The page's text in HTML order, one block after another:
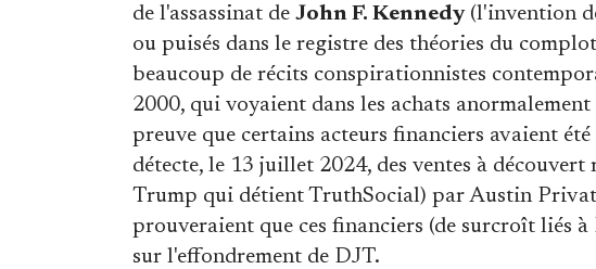
de l'assassinat de John F. Kennedy(l'invention
ou puisés dans le registre des théories du
beaucoup de récits conspirationnistes
2000, qui voyaient dans les achats
preuve que certains acteurs financiers avaient
détecte, le 13 juillet 2024, des ventes à
Trump qui détient TruthSocial) par Austin
prouveraient que ces financiers (de surcroît liés
sur l'effondrement de DJT.